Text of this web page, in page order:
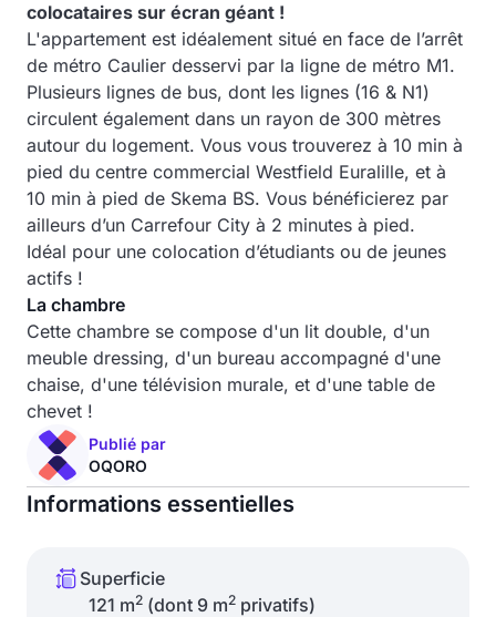
colocataires sur écran géant !
L'appartement est idéalement situé en face de l’arrêt
de métro Caulier desservi par la ligne de métro M1.
Plusieurs lignes de bus, dont les lignes (16 & N1)
circulent également dans un rayon de 300 mètres
autour du logement. Vous vous trouverez à 10 min à
pied du centre commercial Westfield Euralille, et à
10 min à pied de Skema BS. Vous bénéficierez par
ailleurs d’un Carrefour City à 2 minutes à pied.
Idéal pour une colocation d’étudiants ou de jeunes
actifs !
La chambre
Cette chambre se compose d'un lit double, d'un
meuble dressing, d'un bureau accompagné d'une
chaise, d'une télévision murale, et d'une table de
chevet !
Publié par
OQORO
Informations essentielles
Superficie
121 m2 (dont 9 m2 privatifs)